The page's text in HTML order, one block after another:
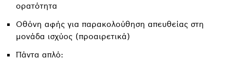
ορατότητα
Οθόνη αφής για παρακολούθηση απευθείας στη
μονάδα ισχύος (προαιρετικά)
Πάντα απλό: